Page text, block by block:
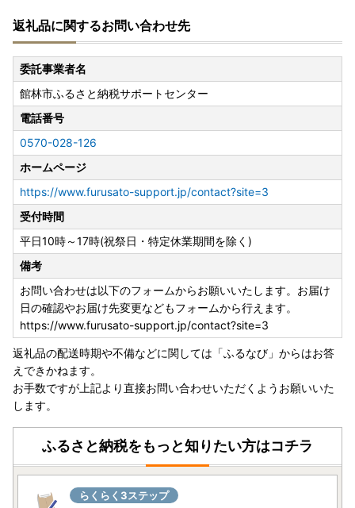
こうした状況の中、館林市ふるさと納税におきましてもアサ
ヒグループホールディングス株式会社様関連のお礼品をご希
望いただいた方への配送遅延の発生及び、アサヒグループホ
ールディングス株式会社様関連のお礼品に関する新たな寄附
の受付を一時的に停止させていただいております。
【該当お礼品】
·アサヒ飲料株式会社様提供：カルピス関連、炭酸飲料、エ
ナジードリンク各種
·カルピス株式会社様提供：カルピスバター各種
大変ご迷惑をおかけいたしますが、ご理解のほどよろしくお
願い申しあげます。
なお、アサヒグループホールディングス株式会社様において
製造・配送が再開され次第、速やかにお礼品の配送及び寄附
受付を再開いたしますので、今後とも館林市のふるさと納税
へのご協力を何卒よろしくお願い申しあげます。
－－－－－－－－－－－－－－－－－－－－－－－－－－－
－－－－－－－－－－－－－－－－－－－－－－－－－－－
－－
【重要】令和6年分の寄附の取扱いについて
・クレジットカード決済 12月31日（火）まで
返礼品に関するお問い合わせ先
委託事業者名
館林市ふるさと納税サポートセンター
電話番号
0570-028-126
ホームページ
https://www.furusato-support.jp/contact?site=3
受付時間
平日10時～17時(祝祭日・特定休業期間を除く)
備考
お問い合わせは以下のフォームからお願いいたします。お届け
日の確認やお届け先変更などもフォームから行えます。
https://www.furusato-support.jp/contact?site=3
返礼品の配送時期や不備などに関しては「ふるなび」からはお答
えできかねます。
お手数ですが上記より直接お問い合わせいただくようお願いいた
します。
ふるさと納税をもっと知りたい方はコチラ
らくらく3ステップ